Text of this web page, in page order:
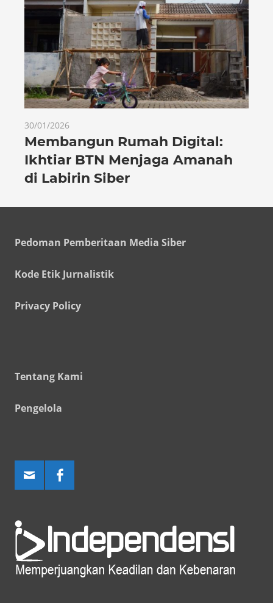
30/01/2026
Membangun Rumah Digital:
Ikhtiar BTN Menjaga Amanah
di Labirin Siber
Pedoman Pemberitaan Media Siber
Kode Etik Jurnalistik
Privacy Policy
Tentang Kami
Pengelola